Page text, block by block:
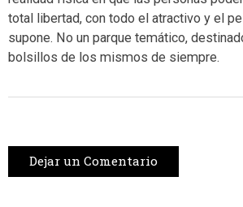
total libertad, con todo el atractivo y el
supone. No un parque temático,
bolsillos de los mismos de siempre.
Dejar un Comentario